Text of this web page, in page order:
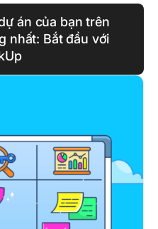
án của bạn trên
nhất: Bắt đầu với